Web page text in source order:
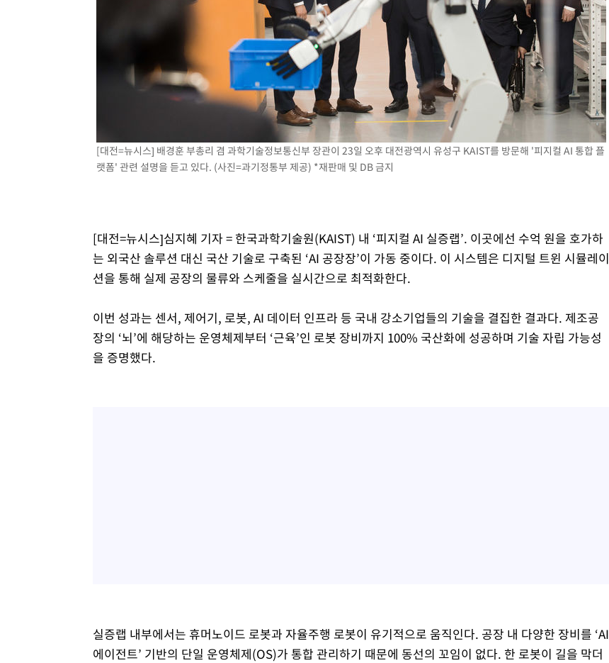
[대전=뉴시스] 배경훈 부총리 겸 과학기술정보통신부 장관이 23일 오후 대전광역시 유성구 KAIST를 방문해 '피지컬 AI 통합 플
랫폼' 관련 설명을 듣고 있다. (사진=과기정통부 제공) *재판매 및 DB 금지
[대전=뉴시스]심지혜 기자 = 한국과학기술원(KAIST) 내 ‘피지컬 AI 실증랩’. 이곳에선 수억 원을 호가하
는 외국산 솔루션 대신 국산 기술로 구축된 ‘AI 공장장’이 가동 중이다. 이 시스템은 디지털 트윈 시뮬레이
션을 통해 실제 공장의 물류와 스케줄을 실시간으로 최적화한다.
이번 성과는 센서, 제어기, 로봇, AI 데이터 인프라 등 국내 강소기업들의 기술을 결집한 결과다. 제조공
장의 ‘뇌’에 해당하는 운영체제부터 ‘근육’인 로봇 장비까지 100% 국산화에 성공하며 기술 자립 가능성
을 증명했다.
실증랩 내부에서는 휴머노이드 로봇과 자율주행 로봇이 유기적으로 움직인다. 공장 내 다양한 장비를 ‘AI
에이전트’ 기반의 단일 운영체제(OS)가 통합 관리하기 때문에 동선의 꼬임이 없다. 한 로봇이 길을 막더